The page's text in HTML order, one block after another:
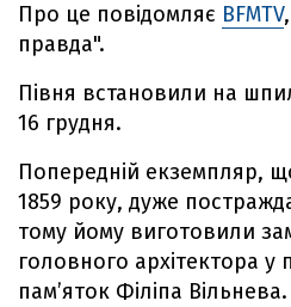
Про це повідомляє BFMTV
правда".
Півня встановили на
16 грудня.
Попередній екземпляр,
1859 року, дуже
тому йому виготовили
головного архітектора у
пам’яток Філіпа